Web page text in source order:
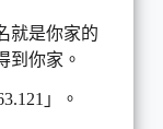
就是你家的
到你家。
」。